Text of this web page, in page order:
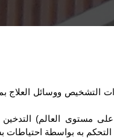
ووسائل العلاج
مستوى العالم)
التحكم به بواسطة احتياطات